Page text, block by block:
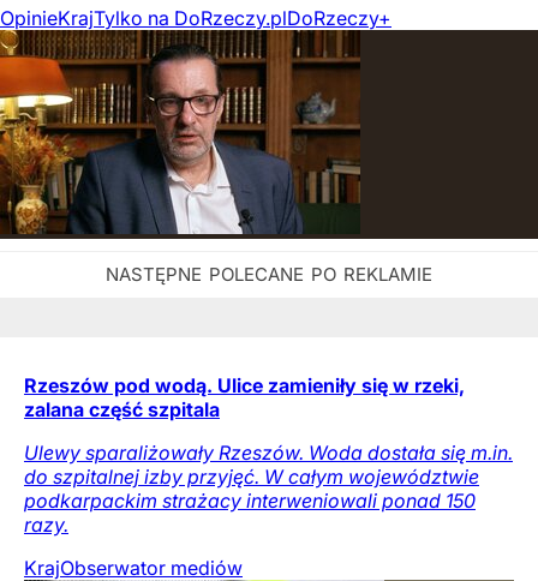
OpinieKrajTylko na DoRzeczy.plDoRzeczy+
Rzeszów pod wodą. Ulice zamieniły się w rzeki,
zalana część szpitala
Ulewy sparaliżowały Rzeszów. Woda dostała się m.in.
do szpitalnej izby przyjęć. W całym województwie
podkarpackim strażacy interweniowali ponad 150
razy.
KrajObserwator mediów